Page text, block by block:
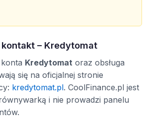
– Kredytomat
Kredytomat oraz obsługa
się na oficjalnej stronie
kredytomat.pl. CoolFinance.pl jest
i nie prowadzi panelu